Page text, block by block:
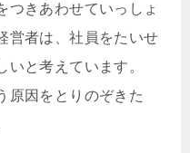
つきあわせていっしょ
営者は、社員をたいせ
と考えています。
原因をとりのぞきた